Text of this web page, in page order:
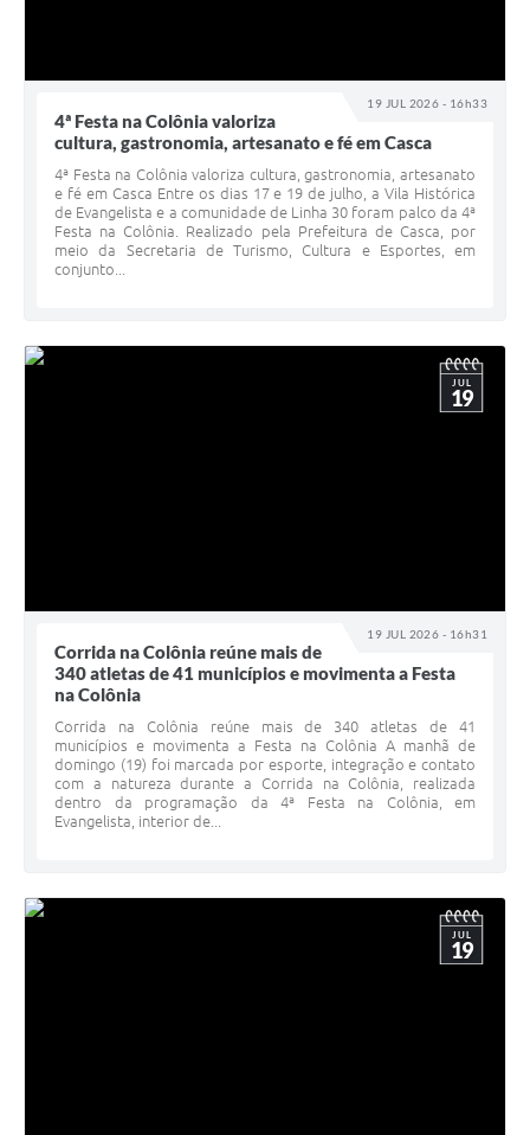
19 JUL 2026 - 16h33
4ª Festa na Colônia valoriza
cultura, gastronomia, artesanato e fé em Casca
4ª Festa na Colônia valoriza cultura, gastronomia, artesanato
e fé em Casca Entre os dias 17 e 19 de julho, a Vila Histórica
de Evangelista e a comunidade de Linha 30 foram palco da 4ª
Festa na Colônia. Realizado pela Prefeitura de Casca, por
meio da Secretaria de Turismo, Cultura e Esportes, em
conjunto...
19 JUL 2026 - 16h31
JUL
19
Corrida na Colônia reúne mais de
340 atletas de 41 municípios e movimenta a Festa
na Colônia
Corrida na Colônia reúne mais de 340 atletas de 41
municípios e movimenta a Festa na Colônia A manhã de
domingo (19) foi marcada por esporte, integração e contato
com a natureza durante a Corrida na Colônia, realizada
dentro da programação da 4ª Festa na Colônia, em
Evangelista, interior de...
JUL
19